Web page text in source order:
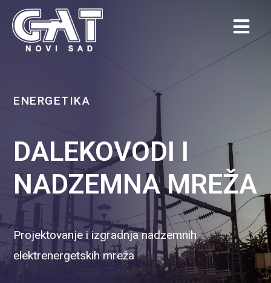
ENERGETIKA
DALEKOVODI I
NADZEMNA MREŽA
Projektovanje i izgradnja nadzemnih
elektrenergetskih mreža